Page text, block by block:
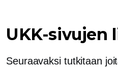
UKK-sivujen
Seuraavaksi tutkitaan